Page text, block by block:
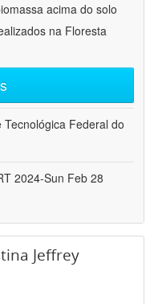
acima do solo
na Floresta
Tecnológica Federal do
2024-Sun Feb 28
Jeffrey